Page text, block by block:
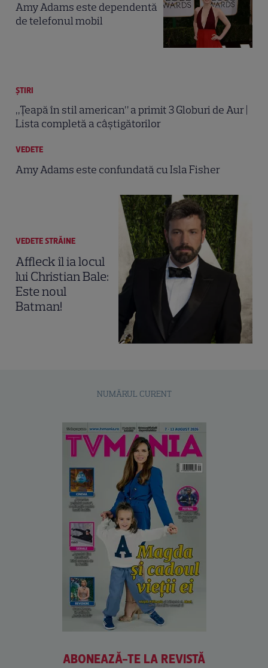
Amy Adams este dependentă
de telefonul mobil
ȘTIRI
„Ţeapă în stil american” a primit 3 Globuri de Aur |
Lista completă a câştigătorilor
VEDETE
Amy Adams este confundată cu Isla Fisher
VEDETE STRĂINE
Affleck îl ia locul
lui Christian Bale:
Este noul
Batman!
NUMĂRUL CURENT
ABONEAZĂ-TE LA REVISTĂ